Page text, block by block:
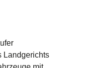
Landgerichts